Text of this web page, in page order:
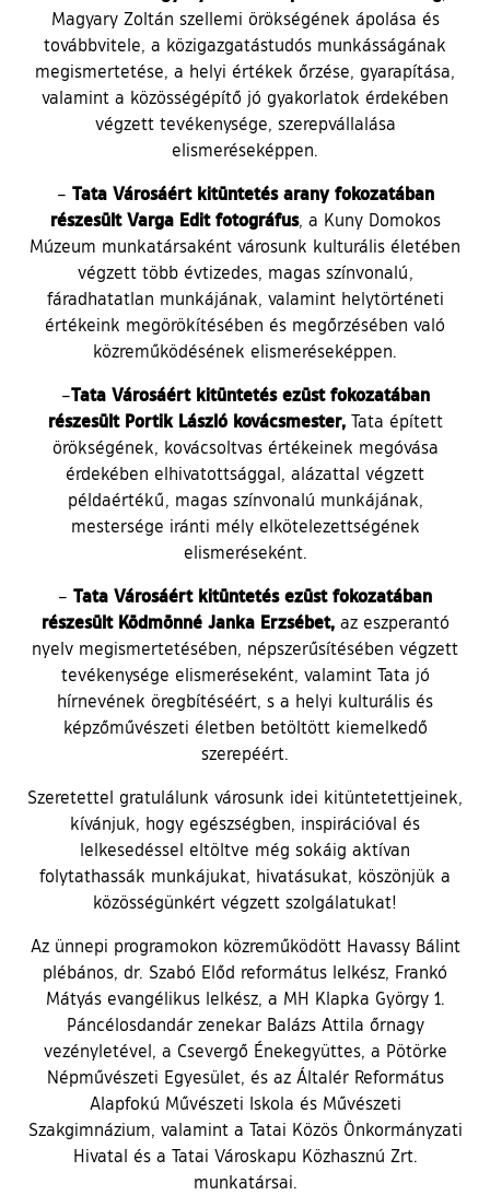
Magyary Zoltán szellemi örökségének ápolása és
továbbvitele, a közigazgatástudós munkásságának
megismertetése, a helyi értékek őrzése, gyarapítása,
valamint a közösségépítő jó gyakorlatok érdekében
végzett tevékenysége, szerepvállalása
elismeréseképpen.
– Tata Városáért kitüntetés arany fokozatában
részesült Varga Edit fotográfus, a Kuny Domokos
Múzeum munkatársaként városunk kulturális életében
végzett több évtizedes, magas színvonalú,
fáradhatatlan munkájának, valamint helytörténeti
értékeink megörökítésében és megőrzésében való
közreműködésének elismeréseképpen.
–Tata Városáért kitüntetés ezüst fokozatában
részesült Portik László kovácsmester,Tata épített
örökségének, kovácsoltvas értékeinek megóvása
érdekében elhivatottsággal, alázattal végzett
példaértékű, magas színvonalú munkájának,
mestersége iránti mély elkötelezettségének
elismeréseként.
– Tata Városáért kitüntetés ezüst fokozatában
részesült Ködmönné Janka Erzsébet,az eszperantó
nyelv megismertetésében, népszerűsítésében végzett
tevékenysége elismeréseként, valamint Tata jó
hírnevének öregbítéséért, s a helyi kulturális és
képzőművészeti életben betöltött kiemelkedő
szerepéért.
Szeretettel gratulálunk városunk idei kitüntetettjeinek,
kívánjuk, hogy egészségben, inspirációval és
lelkesedéssel eltöltve még sokáig aktívan
folytathassák munkájukat, hivatásukat, köszönjük a
közösségünkért végzett szolgálatukat!
Az ünnepi programokon közreműködött Havassy Bálint
plébános, dr. Szabó Előd református lelkész, Frankó
Mátyás evangélikus lelkész, a MH Klapka György 1.
Páncélosdandár zenekar Balázs Attila őrnagy
vezényletével, a Csevergő Énekegyüttes, a Pötörke
Népművészeti Egyesület, és az Általér Református
Alapfokú Művészeti Iskola és Művészeti
Szakgimnázium, valamint a Tatai Közös Önkormányzati
Hivatal és a Tatai Városkapu Közhasznú Zrt.
munkatársai.